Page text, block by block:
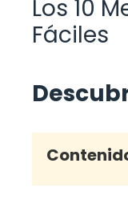
Los 10
Fáciles